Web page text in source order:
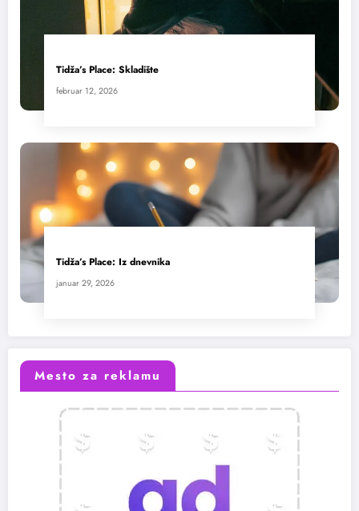
Tidža’s Place: Skladište
februar 12, 2026
Tidža’s Place: Iz dnevnika
januar 29, 2026
Mesto za reklamu